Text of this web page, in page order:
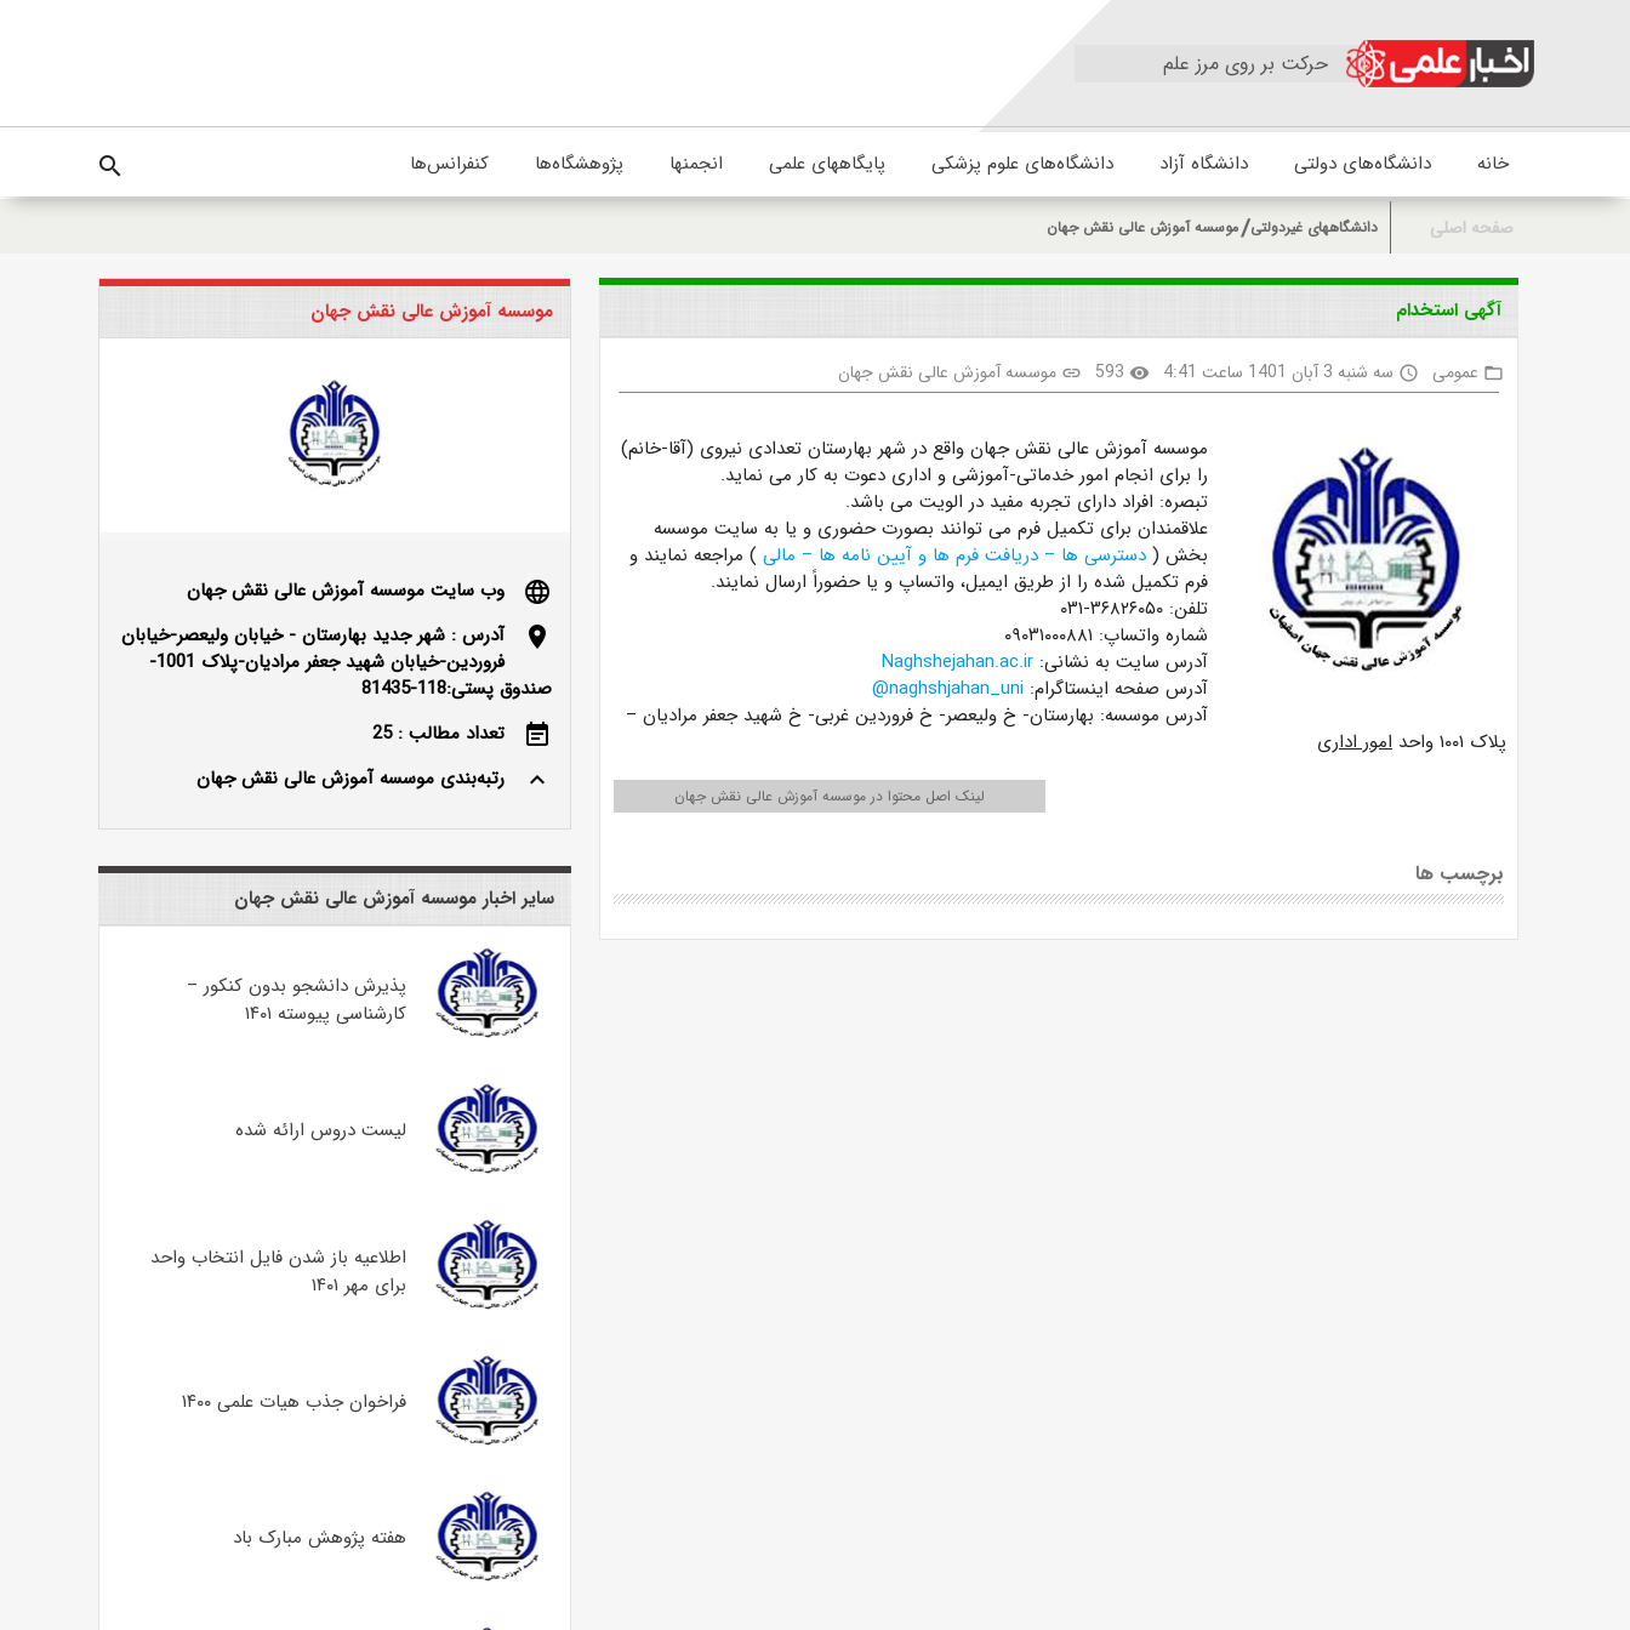
حرکت بر روی مرز علم
خانه دانشگاه‌های دولتی دانشگاه آزاد دانشگاه‌های علوم پزشکی پایگاههای علمی انجمنها پژوهشگاه‌ها کنفرانس‌ها search
صفحه اصلی دانشگاههای غیردولتی موسسه آموزش عالی نقش جهان
آگهی استخدام
folder_open عمومی access_time سه شنبه 3 آبان 1401 ساعت 4:41 visibility
593
link موسسه آموزش عالی نقش جهان
موسسه آموزش عالی نقش جهان واقع در شهر بهارستان تعدادی نیروی (آقا-خانم)
را برای انجام امورخدماتی-آموزشی و اداری دعوت به کار می نماید.
تبصره: افراد دارای تجربه مفید در الویت می باشد.
علاقمندان برای تکمیل فرم می توانند بصورت حضوری و یا به سایت موسسه
بخش ( دسترسی ها – دریافت فرم ها و آیین نامه ها – مالی ) مراجعه نمایند و
فرم تکمیل شده را از طریق ایمیل، واتساپ و یا حضوراً ارسال نمایند.
تلفن: ۳۶۸۲۶۰۵۰-۰۳۱
شماره واتساپ: ۰۹۰۳۱۰۰۰۸۸۱
آدرس سایت به نشانی: Naghshejahan.ac.ir
آدرس صفحه اینستاگرام: naghshjahan_uni@
آدرس موسسه: بهارستان- خ ولیعصر- خ فروردین غربی- خ شهید جعفر مرادیان –
پلاک ۱۰۰۱ واحد
امور اداری
لینک اصل محتوا در موسسه آموزش عالی نقش جهان
برچسب ها
موسسه آموزش عالی نقش جهان
language
وب سایت موسسه آموزش عالی نقش جهان
location_on
آدرس : شهر جدید بهارستان - خیابان ولیعصر-خیابان
فروردین-خیابان شهید جعفر مرادیان-پلاک 1001-
صندوق پستی:118-81435
event_note
تعداد مطالب : 25
keyboard_arrow_up
رتبه‌بندی موسسه آموزش عالی نقش جهان
سایر اخبار موسسه آموزش عالی نقش جهان
پذیرش دانشجو بدون کنکور –
کارشناسی پیوسته ۱۴۰۱
لیست دروس ارائه شده
اطلاعیه باز شدن فایل انتخاب واحد
برای مهر ۱۴۰۱
فراخوان جذب هیات علمی ۱۴۰۰
هفته پژوهش مبارک باد